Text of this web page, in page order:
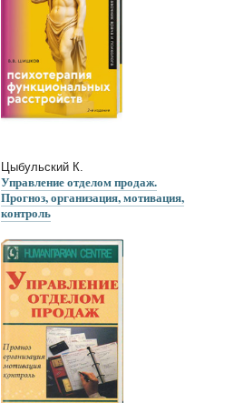
Цыбульский К.
Управление отделом продаж.
Прогноз, организация, мотивация,
контроль